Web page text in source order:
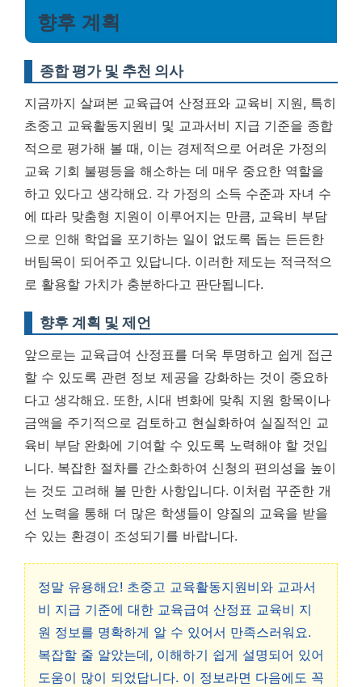
향후 계획
종합 평가 및 추천 의사
지금까지 살펴본 교육급여 산정표와 교육비 지원, 특히
초중고 교육활동지원비 및 교과서비 지급 기준을 종합
적으로 평가해 볼 때, 이는 경제적으로 어려운 가정의
교육 기회 불평등을 해소하는 데 매우 중요한 역할을
하고 있다고 생각해요. 각 가정의 소득 수준과 자녀 수
에 따라 맞춤형 지원이 이루어지는 만큼, 교육비 부담
으로 인해 학업을 포기하는 일이 없도록 돕는 든든한
버팀목이 되어주고 있답니다. 이러한 제도는 적극적으
로 활용할 가치가 충분하다고 판단됩니다.
향후 계획 및 제언
앞으로는 교육급여 산정표를 더욱 투명하고 쉽게 접근
할 수 있도록 관련 정보 제공을 강화하는 것이 중요하
다고 생각해요. 또한, 시대 변화에 맞춰 지원 항목이나
금액을 주기적으로 검토하고 현실화하여 실질적인 교
육비 부담 완화에 기여할 수 있도록 노력해야 할 것입
니다. 복잡한 절차를 간소화하여 신청의 편의성을 높이
는 것도 고려해 볼 만한 사항입니다. 이처럼 꾸준한 개
선 노력을 통해 더 많은 학생들이 양질의 교육을 받을
수 있는 환경이 조성되기를 바랍니다.
정말 유용해요! 초중고 교육활동지원비와 교과서
비 지급 기준에 대한 교육급여 산정표 교육비 지
원 정보를 명확하게 알 수 있어서 만족스러워요.
복잡할 줄 알았는데, 이해하기 쉽게 설명되어 있어
도움이 많이 되었답니다. 이 정보라면 다음에도 꼭